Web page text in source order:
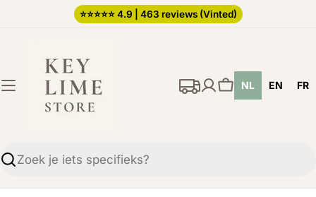
inhoud
⭐️⭐️⭐️⭐️⭐️ 4.9 | 463 reviews (Vinted)
Zoekopdracht
Winkelwagen
NL EN FR